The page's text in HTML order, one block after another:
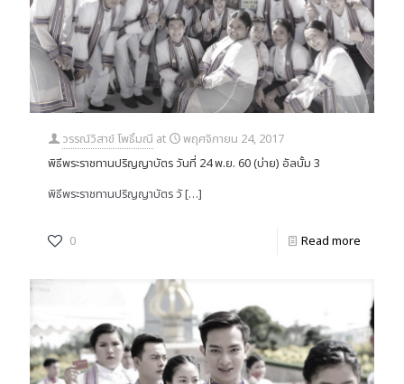
วรรณ์วิสาข์ โพธิ์มณี at
พฤศจิกายน 24, 2017
พิธีพระราชทานปริญญาบัตร วันที่ 24 พ.ย. 60 (บ่าย) อัลบั้ม 3
พิธีพระราชทานปริญญาบัตร วั[…]
0 Read more